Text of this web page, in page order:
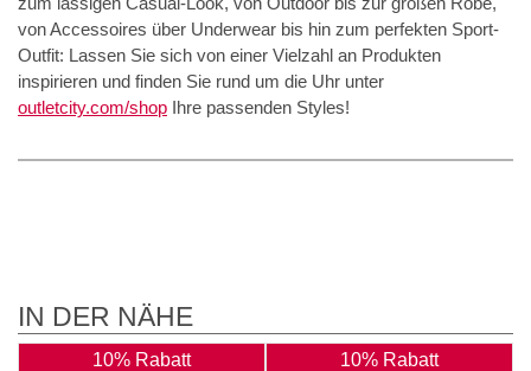
von Accessoires über Underwear bis hin zum perfekten Sport-
Outfit: Lassen Sie sich von einer Vielzahl an Produkten
inspirieren und finden Sie rund um die Uhr unter
outletcity.com/shop Ihre passenden Styles!
IN DER NÄHE
10% Rabatt 10% Rabatt